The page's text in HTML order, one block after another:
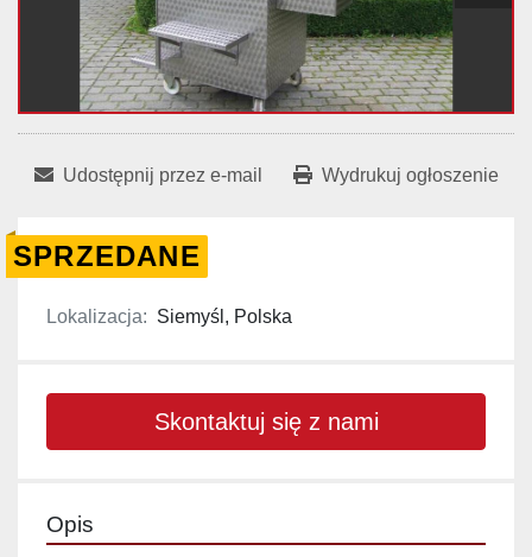
Udostępnij przez e-mail Wydrukuj ogłoszenie
SPRZEDANE
Lokalizacja: Siemyśl, Polska
Skontaktuj się z nami
Opis